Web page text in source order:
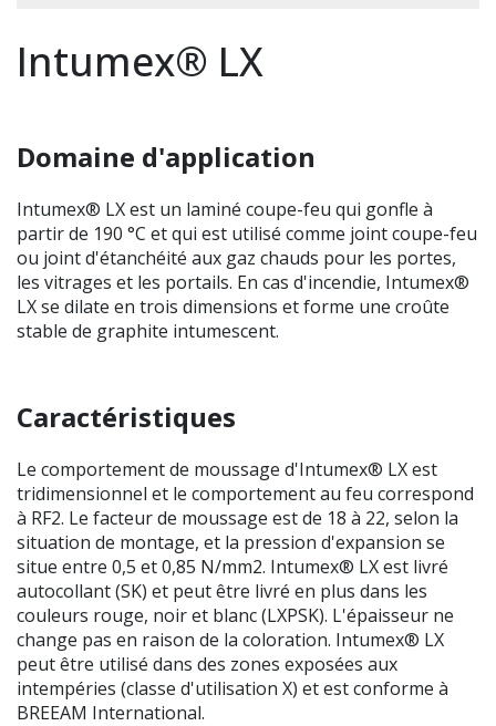
Intumex® LX
Domaine d'application
Intumex® LX est un laminé coupe-feu qui gonfle à
partir de 190 °C et qui est utilisé comme joint coupe-feu
ou joint d'étanchéité aux gaz chauds pour les portes,
les vitrages et les portails. En cas d'incendie, Intumex®
LX se dilate en trois dimensions et forme une croûte
stable de graphite intumescent.
Caractéristiques
Le comportement de moussage d'Intumex® LX est
tridimensionnel et le comportement au feu correspond
à RF2. Le facteur de moussage est de 18 à 22, selon la
situation de montage, et la pression d'expansion se
situe entre 0,5 et 0,85 N/mm2. Intumex® LX est livré
autocollant (SK) et peut être livré en plus dans les
couleurs rouge, noir et blanc (LXPSK). L'épaisseur ne
change pas en raison de la coloration. Intumex® LX
peut être utilisé dans des zones exposées aux
intempéries (classe d'utilisation X) et est conforme à
BREEAM International.